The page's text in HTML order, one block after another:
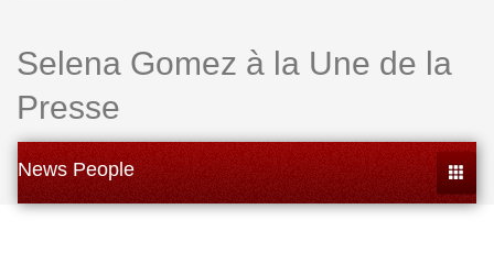
Selena Gomez à la Une de la
Presse
News People